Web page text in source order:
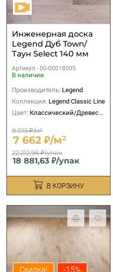
Инженерная доска
Legend Дуб Town/
Таун Select 140 мм
Артикул - 00-00018005
В наличии
Производитель: Legend
Коллекция: Legend Classic Line
Цвет: Классический/Древесный
9 015 ₽/м²
7 662 ₽/м²
22 212,96 ₽/упак
18 881,63 ₽/упак
В КОРЗИНУ
Скидка! -15%